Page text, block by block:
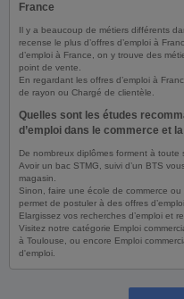
France
Il y a beaucoup de métiers différents
recense le plus d’offres d’emploi à
d’emploi à France, on y trouve des
point de vente.
En regardant les offres d’emploi à
de rayon ou Chargé de clientèle.
Quelles sont les études
d’emploi dans le commerce et
De nombreux diplômes forment à toute
Avoir un bac STMG, suivi d’un BTS
magasin.
Sinon, faire une école de commerce
permet de postuler à des offres
Elargissez vos recherches d’emploi et
Visitez notre catégorie Emploi
à Toulouse, ou encore Emploi
d'emploi.